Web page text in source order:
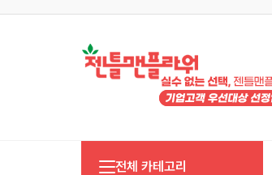
전체 카테고리